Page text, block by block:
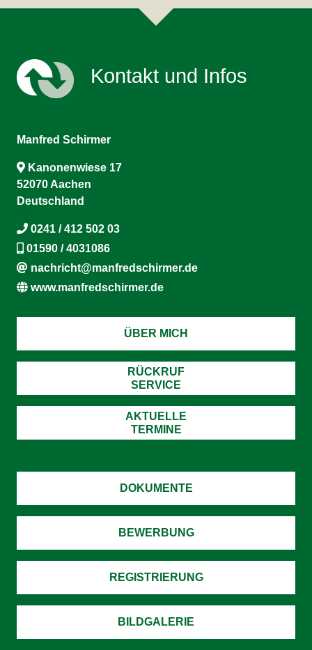
Kontakt und Infos
Manfred Schirmer
Kanonenwiese 17
52070 Aachen
Deutschland
0241 / 412 502 03
01590 / 4031086
nachricht@manfredschirmer.de
www.manfredschirmer.de
ÜBER MICH
RÜCKRUF
SERVICE
AKTUELLE
TERMINE
DOKUMENTE
BEWERBUNG
REGISTRIERUNG
BILDGALERIE